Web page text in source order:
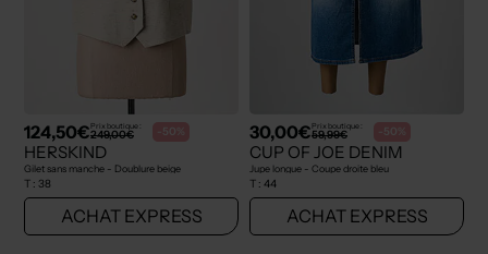
124,50€Prix boutique :
249,00€ -50%
HERSKIND
Gilet sans manche - Doublure beige
T : 38
ACHAT EXPRESS
30,00€Prix boutique :
59,99€ -50%
CUP OF JOE DENIM
Jupe longue - Coupe droite bleu
T : 44
ACHAT EXPRESS